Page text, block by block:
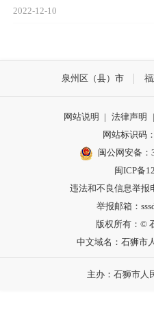
2022-12-10
泉州区（县）市
网站说明 | 法律声明 |
网站标识码
闽公网安备：
闽ICP备
违法和不良信息举报
举报邮箱：
版权所有：©
中文域名：石狮市
主办：石狮市人